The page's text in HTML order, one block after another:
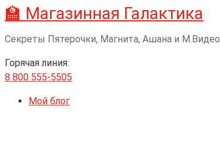
Перейти
к
контенту
🏫 Магазинная Галактика
Секреты Пятерочки, Магнита, Ашана и М.Видео
Горячая линия:
8 800 555-5505
Мой блог